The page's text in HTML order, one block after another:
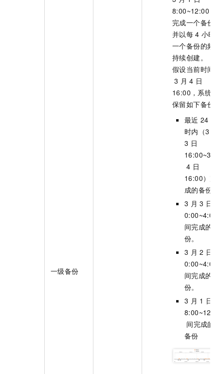
一级备份
8:00~12:00）
完成一个备份
并以每 4 小时
一个备份的频
持续创建。
假设当前时间
3 月 4 日
16:00，系统
保留如下备份
最近 24
时内（3
3 日
16:00~3
4 日
16:00）完
成的备份
3 月 3 日
0:00~4:00
间完成的
份。
3 月 2 日
0:00~4:00
间完成的
份。
3 月 1 日
间完成的
备份